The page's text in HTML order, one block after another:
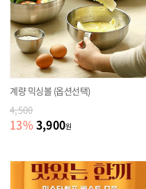
계량 믹싱볼 (옵션선택)
4,500
13% 3,900원